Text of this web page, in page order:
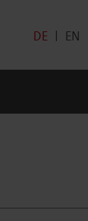
DE EN